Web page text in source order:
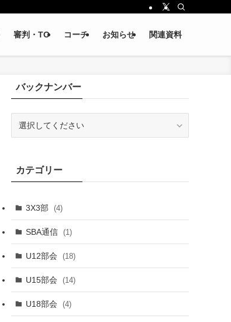
審判・TO コーチ お知らせ 関連資料
バックナンバー
カテゴリー
3X3部 (4)
SBA通信 (1)
U12部会 (18)
U15部会 (14)
U18部会 (4)